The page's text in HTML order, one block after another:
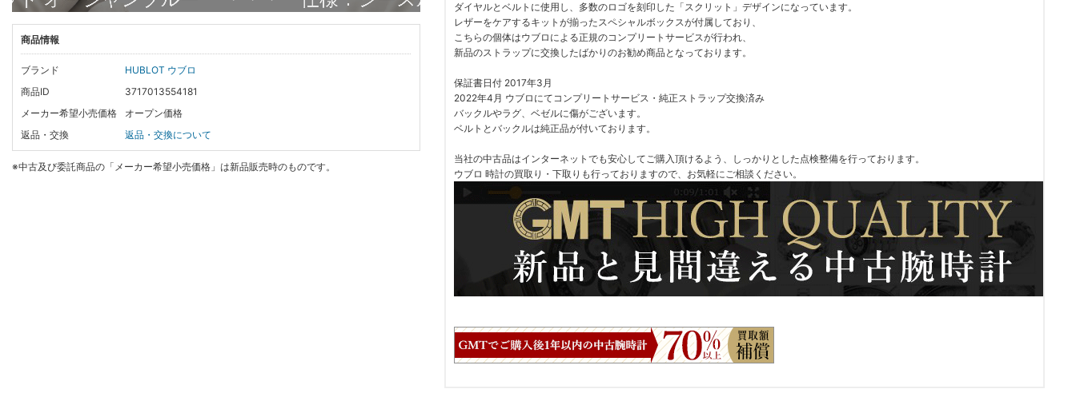
ダイヤルとベルトに使用し、多数のロゴを刻印した「スクリット」デザインになっています。
レザーをケアするキットが揃ったスペシャルボックスが付属しており、
こちらの個体はウブロによる正規のコンプリートサービスが行われ、
新品のストラップに交換したばかりのお勧め商品となっております。
保証書日付 2017年3月
2022年4月 ウブロにてコンプリートサービス・純正ストラップ交換済み
バックルやラグ、ベゼルに傷がございます。
ベルトとバックルは純正品が付いております。
当社の中古品はインターネットでも安心してご購入頂けるよう、しっかりとした点検整備を行っております。
ウブロ 時計の買取り・下取りも行っておりますので、お気軽にご相談ください。
商品情報
ブランド
HUBLOT ウブロ
商品ID
3717013554181
メーカー希望小売価格
オープン価格
返品・交換
返品・交換について
※中古及び委託商品の「メーカー希望小売価格」は新品販売時のものです。